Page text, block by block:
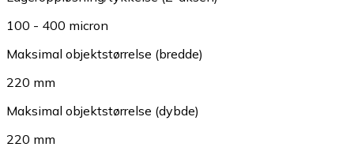
100 - 400 micron
Maksimal objektstørrelse (bredde)
220 mm
Maksimal objektstørrelse (dybde)
220 mm